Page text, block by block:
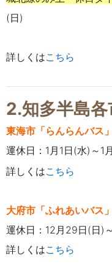
(日)
詳しくはこちら
2.知多半島
東海市「らんらんバス」
運休日：1月1日(水)～1
詳しくはこちら
大府市「ふれあいバス」
運休日：12月29日(日)
詳しくはこちら